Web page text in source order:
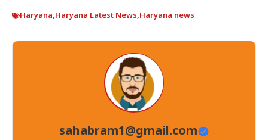
Haryana,Haryana Latest News,Haryana news
sahabram1@gmail.com